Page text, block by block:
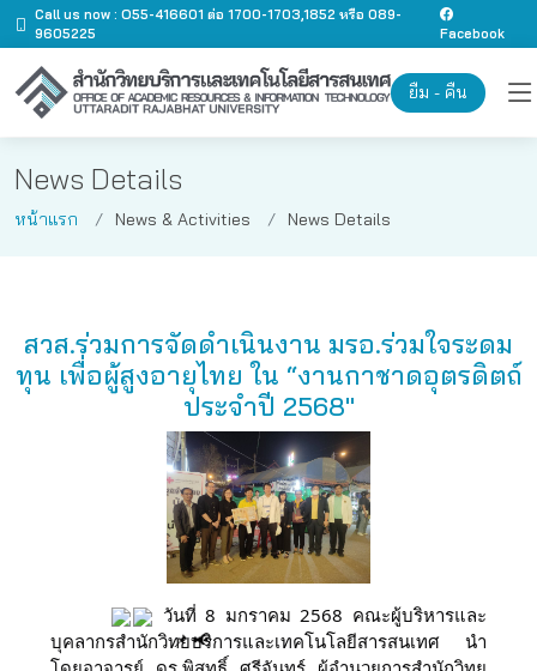
Call us now : O55-416601 ต่อ 1700-1703,1852 หรือ 089-
9605225
Facebook
ยืม - คืน
News Details
หน้าแรก News & Activities News Details
สวส.ร่วมการจัดดำเนินงาน มรอ.ร่วมใจระดม
ทุน เพื่อผู้สูงอายุไทย ใน “งานกาชาดอุตรดิตถ์
ประจําปี 2568"
วันที่ 8 มกราคม 2568 คณะผู้บริหารและ
บุคลากรสำนักวิทยบริการและเทคโนโลยีสารสนเทศ นำ